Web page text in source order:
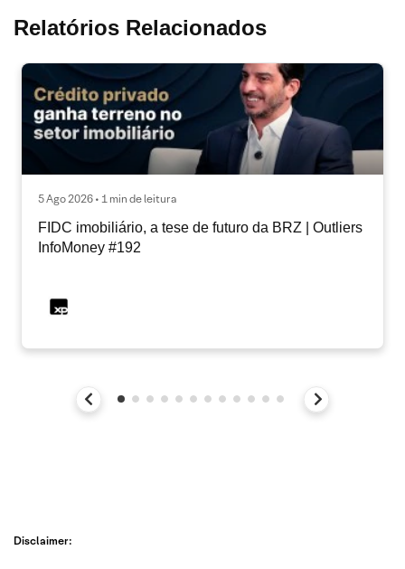
Relatórios Relacionados
5 Ago 2026 • 1 min de leitura
FIDC imobiliário, a tese de futuro da BRZ | Outliers
InfoMoney #192
Disclaimer: